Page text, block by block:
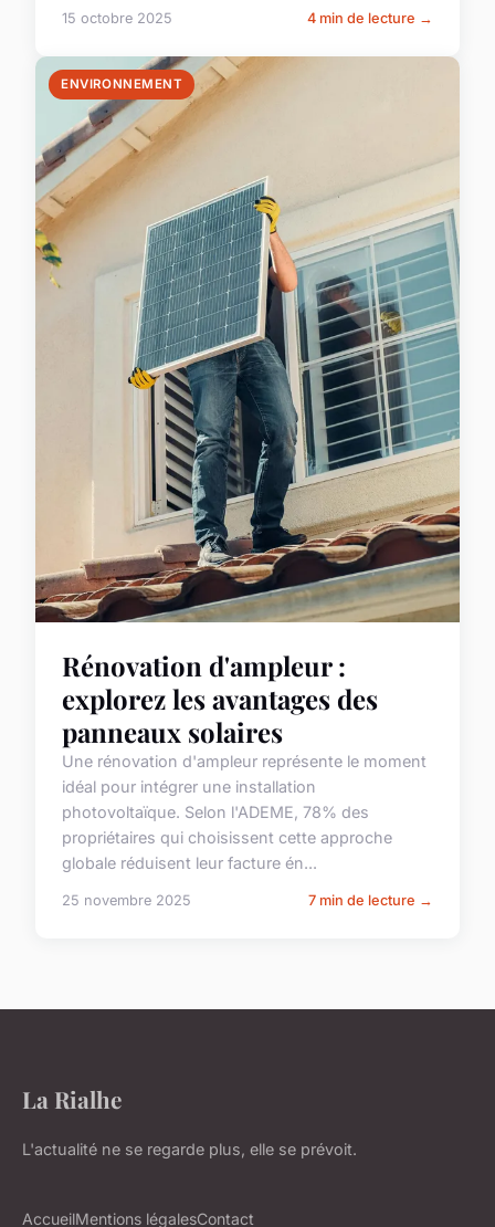
15 octobre 2025 4 min de lecture →
ENVIRONNEMENT
Rénovation d'ampleur :
explorez les avantages des
panneaux solaires
Une rénovation d'ampleur représente le moment
idéal pour intégrer une installation
photovoltaïque. Selon l'ADEME, 78% des
propriétaires qui choisissent cette approche
globale réduisent leur facture én...
25 novembre 2025 7 min de lecture →
La Rialhe
L'actualité ne se regarde plus, elle se prévoit.
AccueilMentions légalesContact